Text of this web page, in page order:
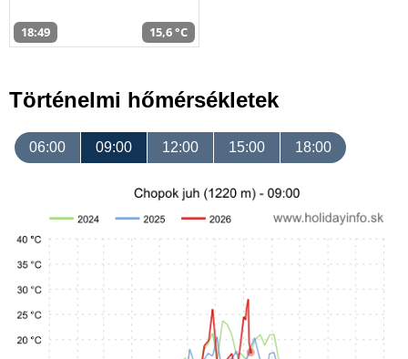
18:49 15,6 °C
Történelmi hőmérsékletek
06:00 09:00 12:00 15:00 18:00